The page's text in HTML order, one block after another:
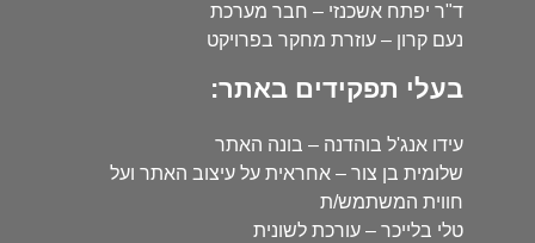
ד"ר יפתח אשכנזי – חבר מערכת
נעם קרון – עוזרת מחקר בפרויקט
בעלי תפקידים באתר:
עידו אנג'ל בוהדנה – בונה האתר
שלומית בן צור – אחראית על עיצוב האתר ועל
חווית המשתמש/ת
טלי בלייכר – עורכת לשונית